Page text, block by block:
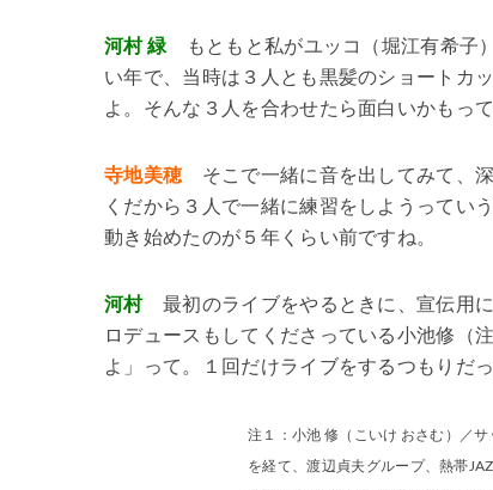
河村 緑 もともと私がユッコ（堀江有希子
い年で、当時は３人とも黒髪のショートカ
よ。そんな３人を合わせたら面白いかもっ
寺地美穂そこで一緒に音を出してみて、深
くだから３人で一緒に練習をしようってい
動き始めたのが５年くらい前ですね。
河村最初のライブをやるときに、宣伝用
ロデュースもしてくださっている小池修（
よ」って。１回だけライブをするつもりだ
注１：小池 修（こいけ おさむ）／
を経て、渡辺貞夫グループ、熱帯